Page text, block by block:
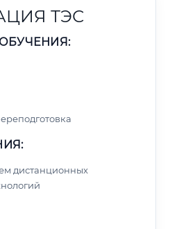
ТЭС
дистанционных